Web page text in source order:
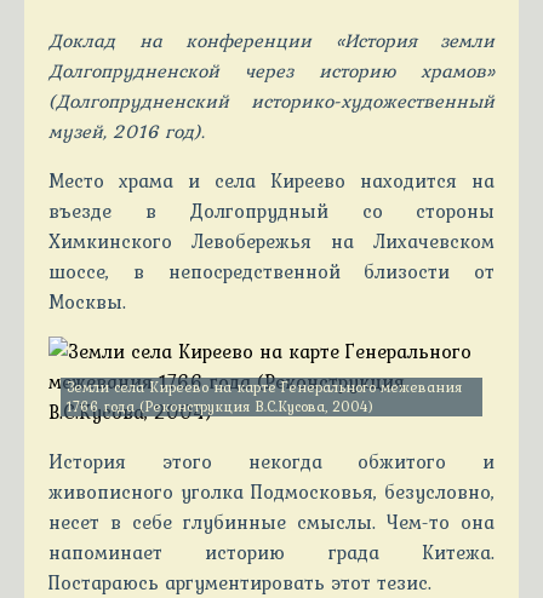
Доклад на конференции «История земли
Долгопрудненской через историю храмов»
(Долгопрудненский историко-художественный
музей, 2016 год).
Место храма и села Киреево находится на
въезде в Долгопрудный со стороны
Химкинского Левобережья на Лихачевском
шоссе, в непосредственной близости от
Москвы.
Земли села Киреево на карте Генерального межевания
1766 года (Реконструкция В.С.Кусова, 2004)
История этого некогда обжитого и
живописного уголка Подмосковья, безусловно,
несет в себе глубинные смыслы. Чем-то она
напоминает историю града Китежа.
Постараюсь аргументировать этот тезис.